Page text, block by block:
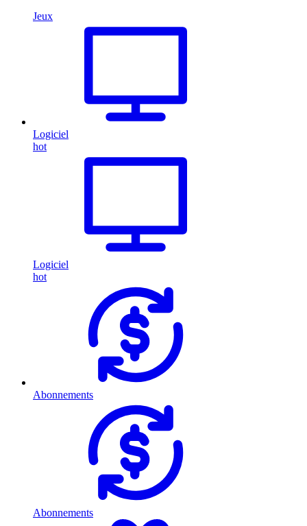
Jeux
Logiciel
hot
Logiciel
hot
Abonnements
Abonnements